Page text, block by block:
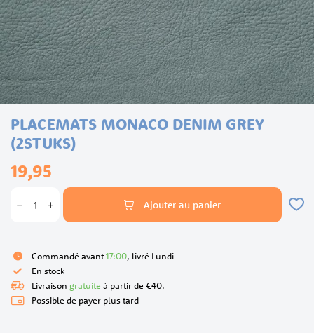
the
beginning
the
gallery
PLACEMATS MONACO DENIM GREY
(2STUKS)
19,95
Ajouter au panier
Commandé avant17:00, livré Lundi
En stock
Livraison gratuite à partir de €40.
Possible de payer plus tard